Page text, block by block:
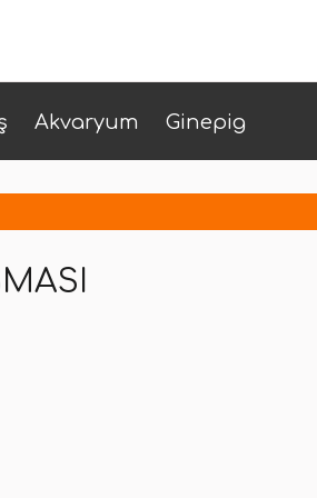
Akvaryum Ginepig